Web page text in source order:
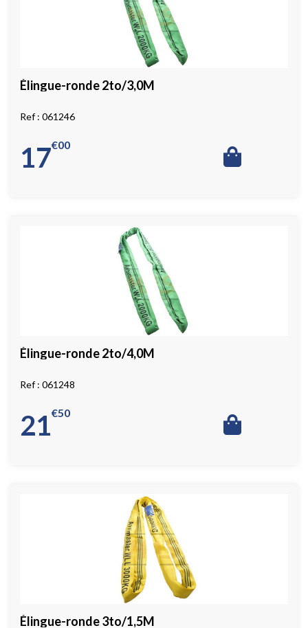
Élingue-ronde 2to/3,0M
061246
17 00
€
Élingue-ronde 2to/4,0M
061248
21 50
€
Élingue-ronde 3to/1,5M